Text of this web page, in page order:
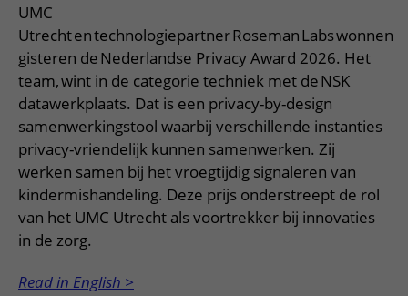
UMC
Utrecht en technologiepartner Roseman Labs wonnen
gisteren de Nederlandse Privacy Award 2026. Het
team, wint in de categorie techniek met de NSK
datawerkplaats. Dat is een privacy-by-design
samenwerkingstool waarbij verschillende instanties
privacy-vriendelijk kunnen samenwerken. Zij
werken samen bij het vroegtijdig signaleren van
kindermishandeling. Deze prijs onderstreept de rol
van het UMC Utrecht als voortrekker bij innovaties
in de zorg.
Read in English >